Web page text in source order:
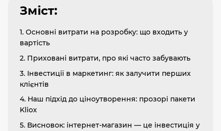
Зміст:
1. Основні витрати на розробку: що входить у
вартість
2. Приховані витрати, про які часто забувають
3. Інвестиції в маркетинг: як залучити перших
клієнтів
4. Наш підхід до ціноутворення: прозорі пакети
Kliox
5. Висновок: інтернет-магазин — це інвестиція у